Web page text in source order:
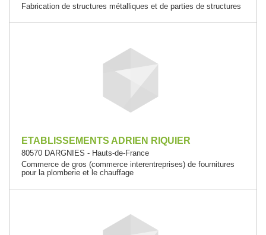
Fabrication de structures métalliques et de parties de structures
ETABLISSEMENTS ADRIEN RIQUIER
80570 DARGNIES - Hauts-de-France
Commerce de gros (commerce interentreprises) de fournitures
pour la plomberie et le chauffage